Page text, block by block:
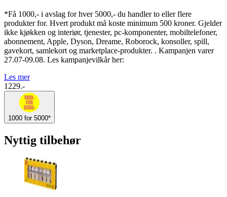
*Få 1000,- i avslag for hver 5000,- du handler to eller flere
produkter for. Hvert produkt må koste minimum 500 kroner. Gjelder
ikke kjøkken og interiør, tjenester, pc-komponenter, mobiltelefoner,
abonnement, Apple, Dyson, Dreame, Roborock, konsoller, spill,
gavekort, samlekort og marketplace-produkter. . Kampanjen varer
27.07-09.08. Les kampanjevilkår her:
Les mer
1229.-
1000 for 5000*
Nyttig tilbehør